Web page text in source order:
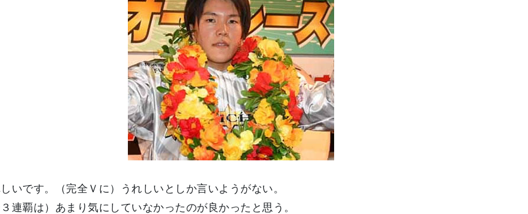
です。（完全Ｖに）うれしいとしか言いようがない。
連覇は）あまり気にしていなかったのが良かったと思う。